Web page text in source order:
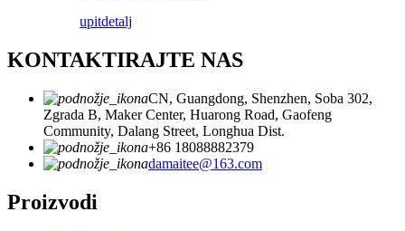
upitdetalj
KONTAKTIRAJTE NAS
CN, Guangdong, Shenzhen, Soba 302,
Zgrada B, Maker Center, Huarong Road, Gaofeng
Community, Dalang Street, Longhua Dist.
+86 18088882379
damaitee@163.com
Proizvodi